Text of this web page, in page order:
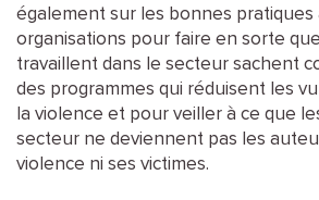
également sur les bonnes pratiques
organisations pour faire en sorte
travaillent dans le secteur sachent
des programmes qui réduisent les
la violence et pour veiller à ce que
secteur ne deviennent pas les
violence ni ses victimes.